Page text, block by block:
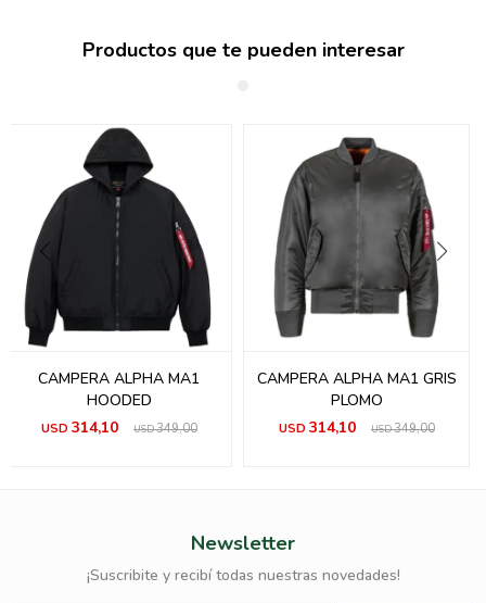
Productos que te pueden interesar
CAMPERA ALPHA MA1
HOODED
USD 314,10 USD349,00
CAMPERA ALPHA MA1 GRIS
PLOMO
USD 314,10 USD349,00
Newsletter
¡Suscribite y recibí todas nuestras novedades!